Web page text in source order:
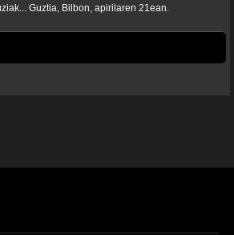
Guztia, Bilbon, apirilaren 21ean.